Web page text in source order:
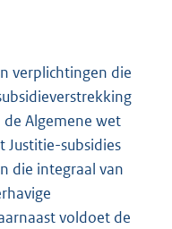
verplichtingen die
Algemene wet
Justitie-subsidies
die integraal van
voldoet de